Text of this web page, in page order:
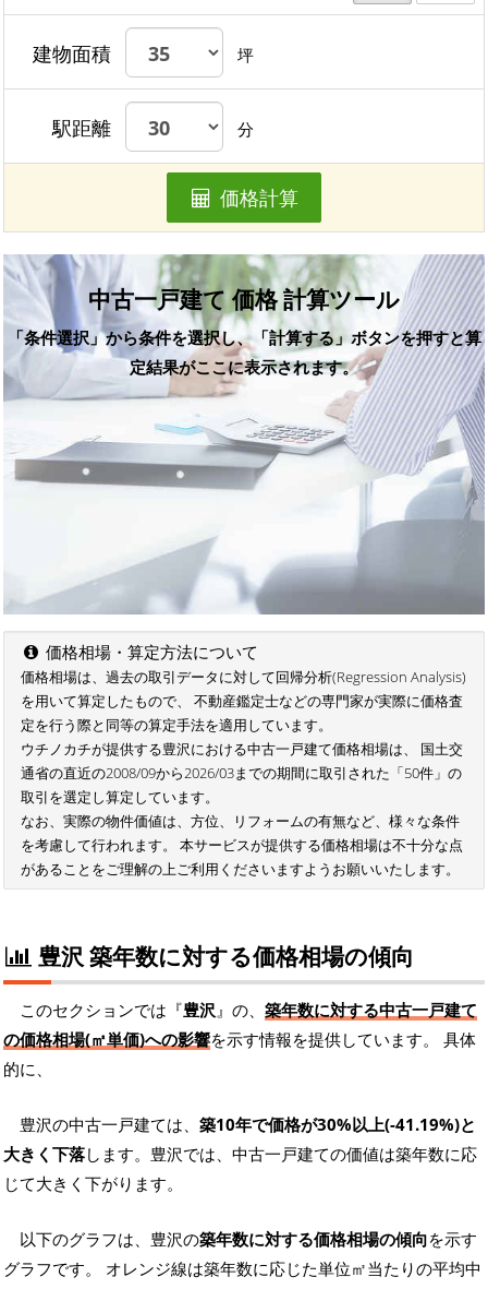
建物面積 坪
駅距離 分
価格計算
中古一戸建て 価格 計算ツール
「条件選択」から条件を選択し、「計算する」ボタンを押すと算
定結果がここに表示されます。
価格相場・算定方法について
価格相場は、過去の取引データに対して回帰分析(Regression Analysis)
を用いて算定したもので、 不動産鑑定士などの専門家が実際に価格査
定を行う際と同等の算定手法を適用しています。
ウチノカチが提供する豊沢における中古一戸建て価格相場は、 国土交
通省の直近の2008/09から2026/03までの期間に取引された「50件」の
取引を選定し算定しています。
なお、実際の物件価値は、方位、リフォームの有無など、様々な条件
を考慮して行われます。 本サービスが提供する価格相場は不十分な点
があることをご理解の上ご利用くださいますようお願いいたします。
豊沢 築年数に対する価格相場の傾向
このセクションでは『豊沢』の、 築年数に対する中古一戸建て
の価格相場(㎡単価)への影響を示す情報を提供しています。 具体
的に、
豊沢の中古一戸建ては、 築10年で価格が30%以上(-41.19%)と
大きく下落します。豊沢では、中古一戸建ての価値は築年数に応
じて大きく下がります。
以下のグラフは、豊沢の築年数に対する価格相場の傾向を示す
グラフです。 オレンジ線は築年数に応じた単位㎡当たりの平均中